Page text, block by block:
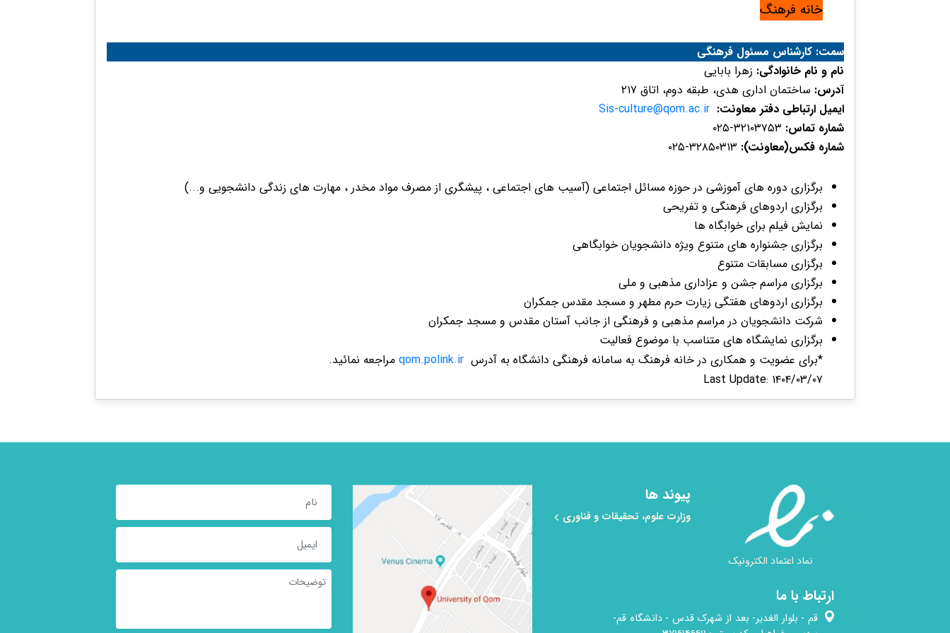
خانه فرهنگ
​​​سمت: کارشناس مسئول فرهنگی
نام و نام خانوادگی: زهرا بابایی
آدرس​: ساختمان اداری هدی، طبقه دوم، اتاق ۲۱۷
ایمیل ارتباطی دفتر معاونت: Sis-culture@qom.ac.ir
شماره تماس:
شماره فکس(معاونت):
برگزاری دوره های آموزشی در حوزه مسائل اجتماعی (آسیب های اجتماعی ، پیشگری از مصرف مواد مخدر ، مهارت های زندگی دانشجویی و...)
برگزاری اردوهای فرهنگی و تفریحی
نمایش فیلم برای خوابگاه ها
برگزاری جشنواره های متنوع ویژه دانشجویان خوابگاهی
برگزاری مسابقات متنوع
برگزاری مراسم جشن و عزاداری مذهبی و ملی
برگزاری اردوهای هفتگی زیارت حرم مطهر و مسجد مقدس جمکران
شرکت دانشجویان در مراسم مذهبی و فرهنگی از جانب آستان مقدس و مسجد جمکران
برگزاری نمایشگاه های متناسب با موضوع فعالیت
*برای عضویت و همکاری در خانه فرهنگ به سامانه فرهنگی دانشگاه به آدرسqom.polink.ir مراجعه نمائید.
Last Update: ۱۴۰۴/۰۳/۰۷
نماد اعتماد الکترونیک
پیوند ها
وزارت علوم، تحقیقات و فناوری
ارتباط با ما
قم - بلوار الغدیر- بعد از شهرک قدس - دانشگاه قم-